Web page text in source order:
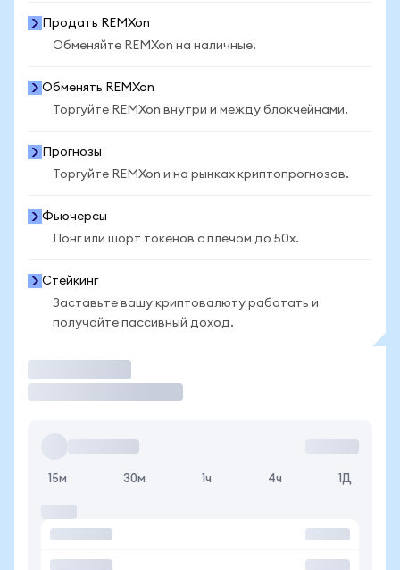
Продать REMXon
Обменяйте REMXon на наличные.
Обменять REMXon
Торгуйте REMXon внутри и между блокчейнами.
Прогнозы
Торгуйте REMXon и на рынках криптопрогнозов.
Фьючерсы
Лонг или шорт токенов с плечом до 50x.
Стейкинг
Заставьте вашу криптовалюту работать и
получайте пассивный доход.
15м 30м 1ч 4ч 1Д